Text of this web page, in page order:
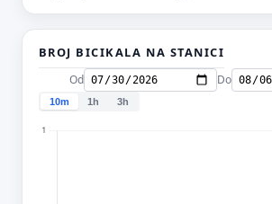
BROJ BICIKALA NA STANICI
Od Do
10m 1h 3h